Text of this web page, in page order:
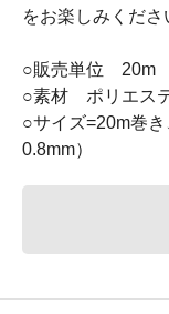
をお楽しみくださ
○販売単位 20m
○素材 ポリエス
○サイズ=20m巻
0.8mm）